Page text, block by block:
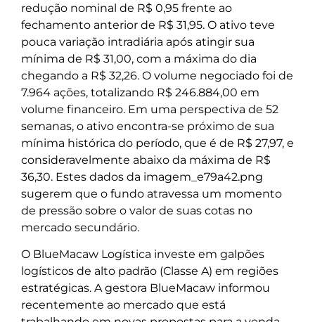
redução nominal de R$ 0,95 frente ao
fechamento anterior de R$ 31,95. O ativo teve
pouca variação intradiária após atingir sua
mínima de R$ 31,00, com a máxima do dia
chegando a R$ 32,26. O volume negociado foi de
7.964 ações, totalizando R$ 246.884,00 em
volume financeiro. Em uma perspectiva de 52
semanas, o ativo encontra-se próximo de sua
mínima histórica do período, que é de R$ 27,97, e
consideravelmente abaixo da máxima de R$
36,30. Estes dados da imagem_e79a42.png
sugerem que o fundo atravessa um momento
de pressão sobre o valor de suas cotas no
mercado secundário.
O BlueMacaw Logística investe em galpões
logísticos de alto padrão (Classe A) em regiões
estratégicas. A gestora BlueMacaw informou
recentemente ao mercado que está